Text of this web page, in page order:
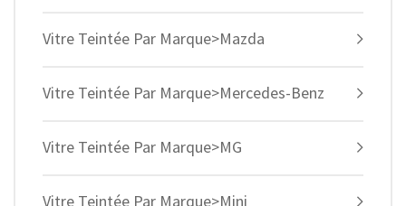
Vitre Teintée Par Marque>Mazda
Vitre Teintée Par Marque>Mercedes-Benz
Vitre Teintée Par Marque>MG
Vitre Teintée Par Marque>Mini